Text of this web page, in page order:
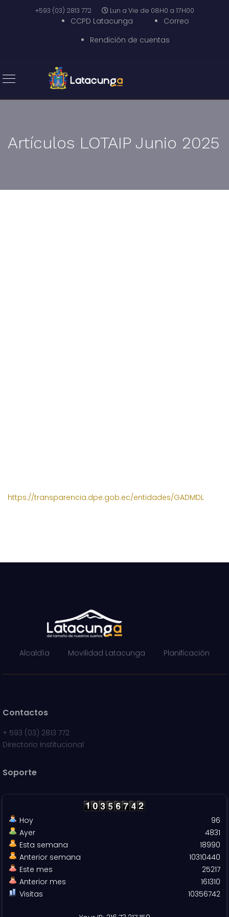
+593 (03) 2813 772 Lun a Vie de 08H0 a 17H00
CCPD Latacunga
Correo
Rendición de cuentas
Artículos LOTAIP Junio 2025
https://transparencia.dpe.gob.ec/entidades/GADMDL
Alcaldía Movilidad Latacunga Planificación
Contactos
+ 593 (03) 2813 772
Directorio Institucional
Soporte
Hoy
Ayer
Esta semana
Anterior semana
Este mes
Anterior mes
Visitas
96
4831
18990
10310440
25217
161310
10356742